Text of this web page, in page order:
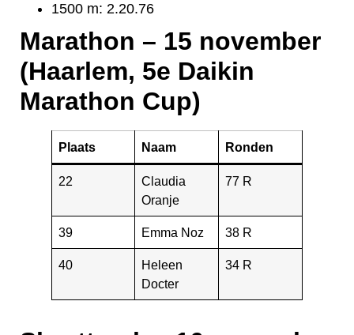
1500 m: 2.20.76
Marathon – 15 november
(Haarlem, 5e Daikin
Marathon Cup)
Plaats Naam Ronden
22
Claudia
Oranje
77 R
39 Emma Noz 38 R
40
Heleen
Docter
34 R